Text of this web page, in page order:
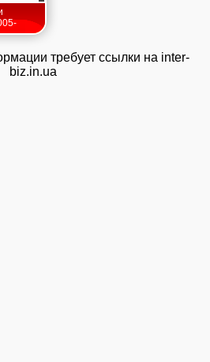
требует ссылки на inter-
biz.in.ua